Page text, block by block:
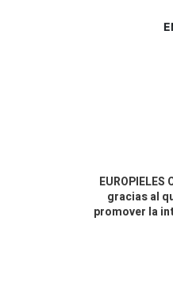
gracias al
promover la